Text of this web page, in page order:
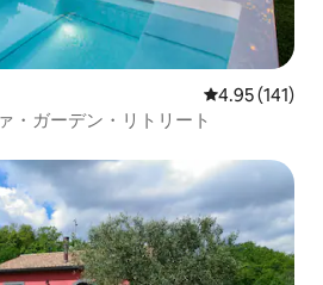
レビュー141
4.95 (141)
・ガーデン・リトリート
です。